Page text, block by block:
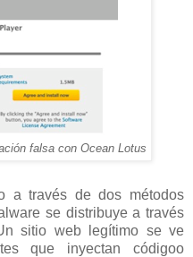
falsa con Ocean Lotus
a través de dos métodos
se distribuye a través
sitio web legítimo se ve
que inyectan códigoo